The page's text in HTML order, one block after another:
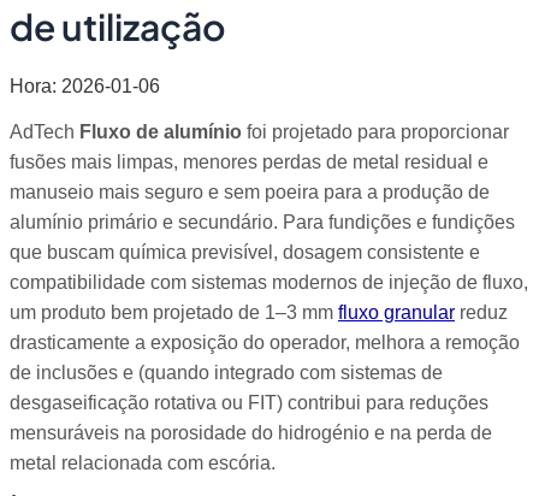
de utilização
Hora: 2026-01-06
AdTech Fluxo de alumínio foi projetado para proporcionar
fusões mais limpas, menores perdas de metal residual e
manuseio mais seguro e sem poeira para a produção de
alumínio primário e secundário. Para fundições e fundições
que buscam química previsível, dosagem consistente e
compatibilidade com sistemas modernos de injeção de fluxo,
um produto bem projetado de 1–3 mm fluxo granular reduz
drasticamente a exposição do operador, melhora a remoção
de inclusões e (quando integrado com sistemas de
desgaseificação rotativa ou FIT) contribui para reduções
mensuráveis na porosidade do hidrogénio e na perda de
metal relacionada com escória.